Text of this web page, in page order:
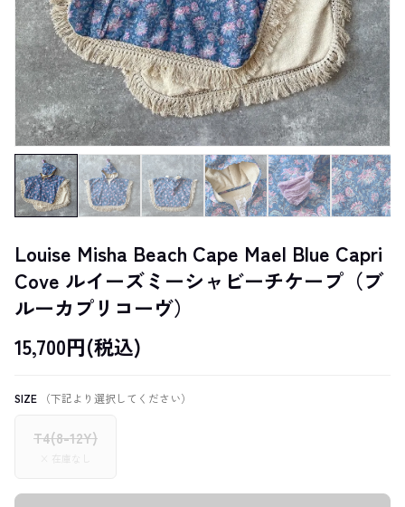
Louise Misha Beach Cape Mael Blue Capri
Cove ルイーズミーシャビーチケープ（ブ
ルーカプリコーヴ）
15,700円(税込)
SIZE （下記より選択してください）
T4(8-12Y)
× 在庫なし